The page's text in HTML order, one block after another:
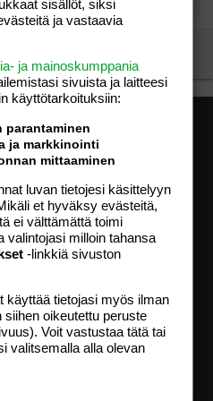
Tekniset tiedot, aikataulut ja
ilmoitushinnat
Tietoa verkon kävijöistä
Käyttöehdot
TUOTTEET
sisällöt, siksi
ja vastaavia
ja mainoskumppania
sivuista ja laitteesi
käyttötarkoituksiin:
parantaminen
ja markkinointi
mittaaminen
luvan tietojesi käsittelyyn
et hyväksy evästeitä,
ei välttämättä toimi
valintojasi milloin tahansa
-linkkiä sivuston
käyttää tietojasi myös ilman
oikeutettu peruste
Voit vastustaa tätä tai
valitsemalla alla olevan